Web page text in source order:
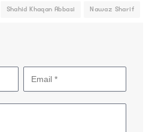
Nawaz Sharif
Shahid Khaqan Abbasi